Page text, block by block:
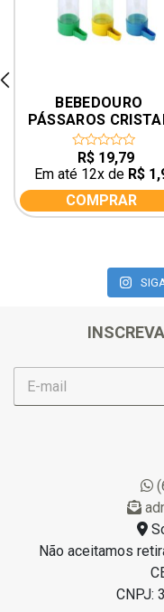
BEBEDOURO
PÁSSAROS
50 ML –
out
of
5
R$19,79
Em até 12x de R$
COMPRAR
E
m
Não aceitamos
CNPJ: